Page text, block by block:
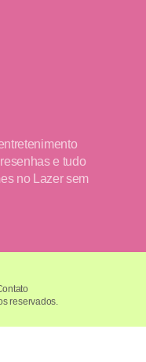
e tudo
no Lazer sem
reservados.